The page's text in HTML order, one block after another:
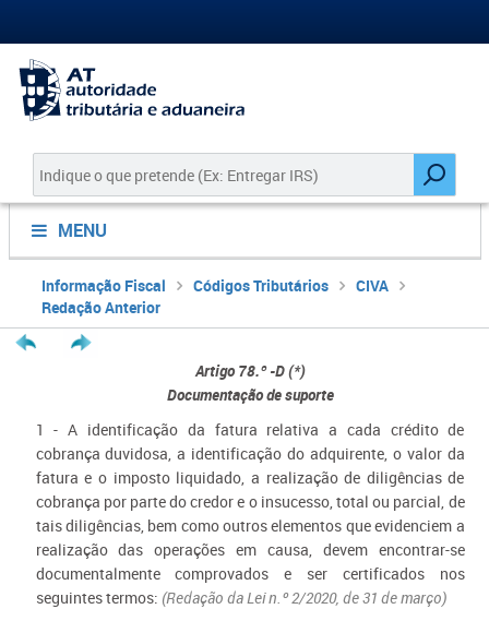
MENU
Informação Fiscal Códigos Tributários
CIVA
Redação Anterior
Artigo 78.º -D (*)
Documentação de suporte
​1 - A identificação da fatura relativa a cada crédito de
cobrança duvidosa, a identificação do adquirente, o valor da
fatura e o imposto liquidado, a realização de diligências de
cobrança por parte do credor e o insucesso, total ou parcial, de
tais diligências, bem como outros elementos que evidenciem a
realização das operações em causa, devem encontrar-se
documentalmente comprovados e ser certificados nos
seguintes termos: (Redação da Lei n.º 2/2020, de 31 de março)